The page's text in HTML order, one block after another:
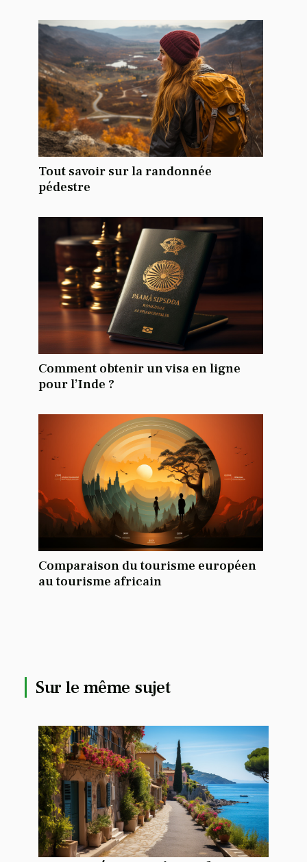
Tout savoir sur la randonnée
pédestre
Comment obtenir un visa en ligne
pour l’Inde ?
Comparaison du tourisme européen
au tourisme africain
Sur le même sujet